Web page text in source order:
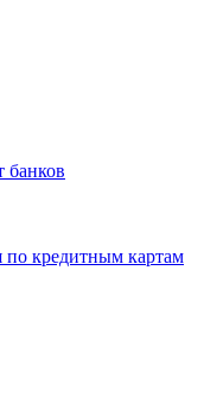
банков
кредитным картам